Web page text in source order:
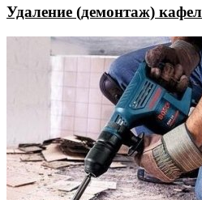
Удаление (демонтаж)